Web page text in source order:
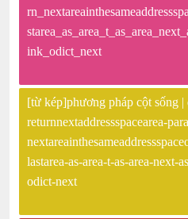
ink_odict_next
[từ kép]phương pháp cột sống |
returnnextaddressspacearea-
lastarea-as-area-t-as-area-
odict-next